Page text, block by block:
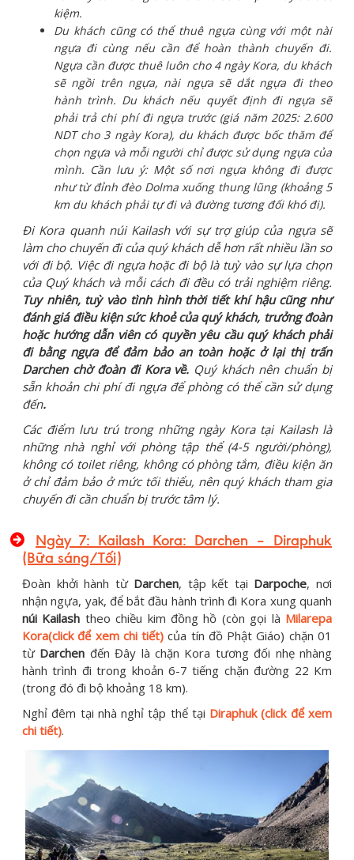
kiệm.
Du khách cũng có thể thuê ngựa cùng với một nài
ngựa đi cùng nếu cần để hoàn thành chuyến đi.
Ngựa cần được thuê luôn cho 4 ngày Kora, du khách
sẽ ngồi trên ngựa, nài ngựa sẽ dắt ngựa đi theo
hành trình. Du khách nếu quyết định đi ngựa sẽ
phải trả chi phí đi ngựa trước (giá năm 2025: 2.600
NDT cho 3 ngày Kora), du khách được bốc thăm để
chọn ngựa và mỗi người chỉđược sử dụng ngựa của
mình. Cần lưu ý: Một số nơi ngựa không đi được
như từ đỉnh đèo Dolma xuống thung lũng (khoảng 5
km du khách phải tự đi và đường tương đối khó đi).
Đi Kora quanh núi Kailash với sự trợ giúp của ngựa sẽ
làm cho chuyến đi của quý khách dễ hơn rất nhiều lần so
với đi bộ. Việc đi ngựa hoặc đi bộ là tuỳ vào sự lựa chọn
của Quý khách và mỗi cách đi đều có trải nghiệm riêng.
Tuy nhiên, tuỳ vào tình hình thời tiết khí hậu cũng như
đánh giá điều kiện sức khoẻ của quý khách, trưởng đoàn
hoặc hướng dẫn viên có quyền yêu cầu quý khách phải
đi bằng ngựa để đảm bảo an toàn hoặc ở lại thị trấn
Darchen chờ đoàn đi Kora về. Quý khách nên chuẩn bị
sẵn khoản chi phí đi ngựa để phòng có thể cần sử dụng
đến.
Các điểm lưu trú trong những ngày Kora tại Kailash là
những nhà nghỉ với phòng tập thể (4-5 người/phòng),
không có toilet riêng, không có phòng tắm, điều kiện ăn
ở chỉ đảm bảo ở mức tối thiểu, nên quý khách tham gia
chuyến đi cần chuẩn bị trước tâm lý.
Ngày 7: Kailash Kora: Darchen – Diraphuk
(Bữa sáng/Tối)
Đoàn khởi hành từ Darchen, tập kết tại Darpoche, nơi
nhận ngựa, yak, để bắt đầu hành trình đi Kora xung quanh
núi Kailash theo chiều kim đồng hồ (còn gọi là Milarepa
Kora(click để xem chi tiết) của tín đồ Phật Giáo) chặn 01
từ Darchen đến Đây là chặn Kora tương đối nhẹ nhàng
hành trình đi trong khoản 6-7 tiếng chặn đường 22 Km
(trong đó đi bộ khoảng 18 km).
Nghỉ đêm tại nhà nghỉ tập thể tại Diraphuk (click để xem
chi tiết).